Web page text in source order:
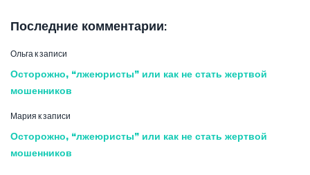
Последние комментарии:
Ольга к записи
Осторожно, “лжеюристы” или как не стать жертвой
мошенников
Мария к записи
Осторожно, “лжеюристы” или как не стать жертвой
мошенников